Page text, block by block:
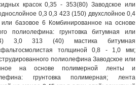
красок 0,35 - 353(80) Заводское или
0,3 0,3 423 (150) двухслойное 0,4
базовое 6 Комбинированное на основе
полиолефина: грунтовка битумная или
3,0 313 (40) мастика битумная
толщиной 0,8 - 1,0 мм;
полиолефина Заводское или
на основе полимерной ленты и
грунтовка полимерная; лента